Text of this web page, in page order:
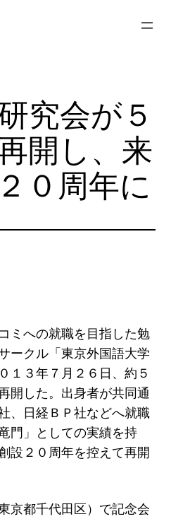
究会が５
開し、来
０周年に
ミへの就職を目指した勉
ークル「東京外国語大学
１３年７月２６日、約５
開した。出身者が共同通
、日経ＢＰ社などへ就職
門」としての実績を持
設２０周年を控えて再開
京都千代田区）で記念会